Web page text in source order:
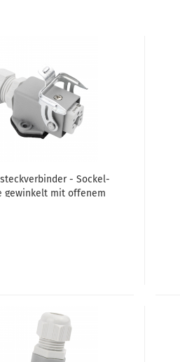
- So­ckel­
ge­win­kelt mit of­fe­nem